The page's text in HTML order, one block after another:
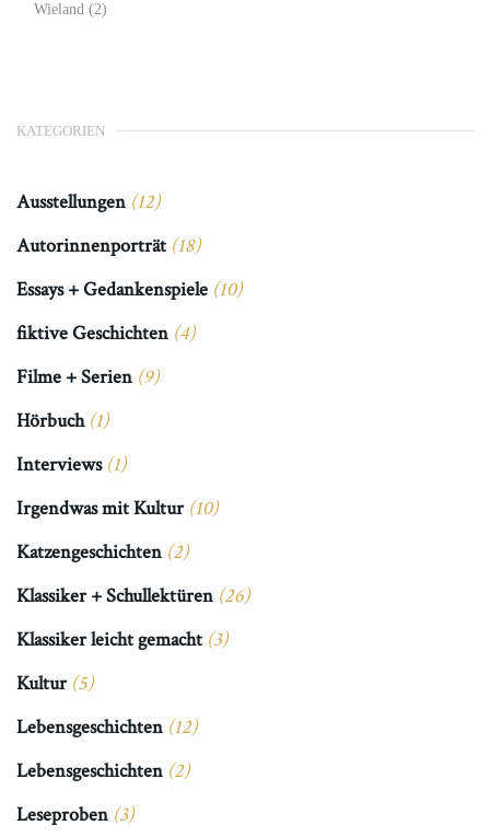
Wieland (2)
KATEGORIEN
Ausstellungen (12)
Autorinnenporträt (18)
Essays + Gedankenspiele (10)
fiktive Geschichten (4)
Filme + Serien (9)
Hörbuch(1)
Interviews(1)
Irgendwas mit Kultur(10)
Katzengeschichten (2)
Klassiker + Schullektüren (26)
Klassiker leicht gemacht (3)
Kultur(5)
Lebensgeschichten (12)
Lebensgeschichten (2)
Leseproben (3)